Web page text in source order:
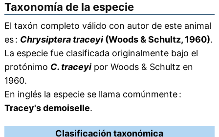
Taxonomía de la especie
El taxón completo válido con autor de este animal
es : Chrysiptera traceyi(Woods & Schultz, 1960).
La especie fue clasificada originalmente bajo el
protónimo C. traceyipor Woods & Schultz en
1960.
En inglés la especie se llama comúnmente :
Tracey's demoiselle.
Clasificación taxonómica